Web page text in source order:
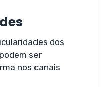
dos
ser
nos canais